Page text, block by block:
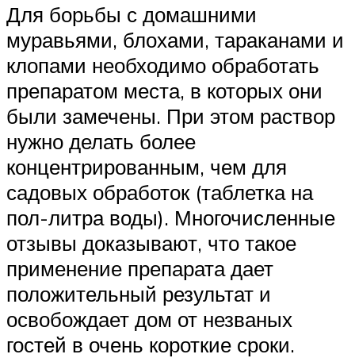
Для борьбы с домашними
муравьями, блохами, тараканами и
клопами необходимо обработать
препаратом места, в которых они
были замечены. При этом раствор
нужно делать более
концентрированным, чем для
садовых обработок (таблетка на
пол-литра воды). Многочисленные
отзывы доказывают, что такое
применение препарата дает
положительный результат и
освобождает дом от незваных
гостей в очень короткие сроки.